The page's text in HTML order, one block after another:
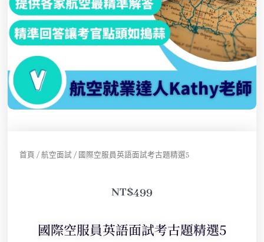
首頁 /航空面試 / 國際空服員英語面試考古題精選5
NT$499
國際空服員英語面試考古題精選5